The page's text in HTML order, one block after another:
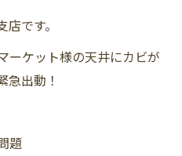
です。
ーケット様の天井にカビが
急出動！
題